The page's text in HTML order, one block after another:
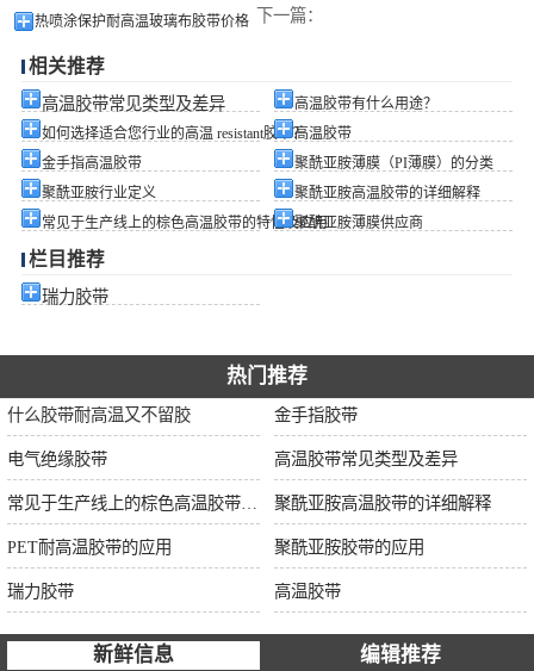
下一篇：
热喷涂保护耐高温玻璃布胶带价格
相关推荐
高温胶带常见类型及差异
高温胶带有什么用途？
如何选择适合您行业的高温 resistant胶带？高温胶带
金手指高温胶带
聚酰亚胺薄膜（PI薄膜）的分类
聚酰亚胺行业定义
聚酰亚胺高温胶带的详细解释
常见于生产线上的棕色高温胶带的特性及应用聚酰亚胺薄膜供应商
栏目推荐
瑞力胶带
热门推荐
什么胶带耐高温又不留胶 金手指胶带
电气绝缘胶带 高温胶带常见类型及差异
聚酰亚胺高温胶带的详细解释
PET耐高温胶带的应用 聚酰亚胺胶带的应用
瑞力胶带 高温胶带
新鲜信息 编辑推荐
带